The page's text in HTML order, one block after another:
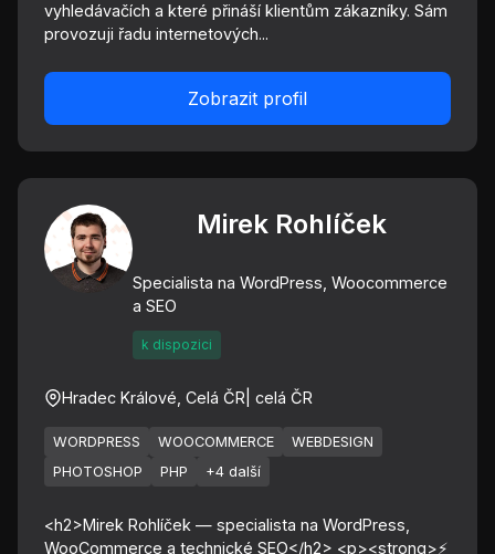
vyhledávačích a které přináší klientům zákazníky. Sám
provozuji řadu internetových...
Zobrazit profil
Mirek Rohlíček
Specialista na WordPress, Woocommerce
a SEO
k dispozici
Hradec Králové, Celá ČR | celá ČR
WORDPRESS WOOCOMMERCE
WEBDESIGN
PHOTOSHOP
PHP +4 další
<h2>Mirek Rohlíček — specialista na WordPress,
WooCommerce a technické SEO</h2> <p><strong>⚡